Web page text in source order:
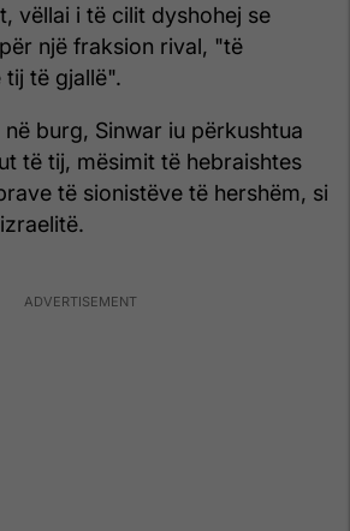
vëllai i të cilit dyshohej se
një fraksion rival, "të
të gjallë".
burg, Sinwar iu përkushtua
të tij, mësimit të hebraishtes
të sionistëve të hershëm, si